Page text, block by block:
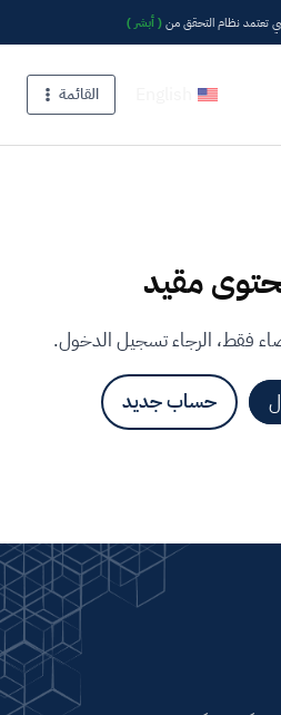
تعتمد نظام التحقق من( أبشر )
القائمة
مقيد
فقط، الرجاء تسجيل الدخول.
حساب جديد